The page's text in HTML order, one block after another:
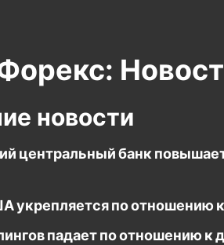
новости
центральный банк
укрепляется по отношению
падает по отношению